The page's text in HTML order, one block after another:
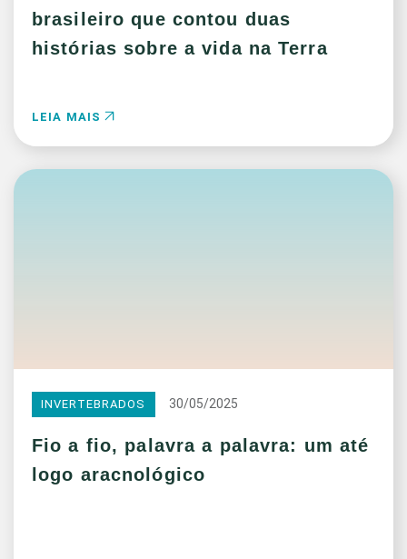
brasileiro que contou duas
histórias sobre a vida na Terra
LEIA MAIS
INVERTEBRADOS 30/05/2025
Fio a fio, palavra a palavra: um até
logo aracnológico